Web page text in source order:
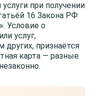
при получении
16 Закона РФ
Условие о
услуг,
других, признаётся
карта — разные